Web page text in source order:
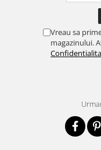
Vreau sa
magazinului.